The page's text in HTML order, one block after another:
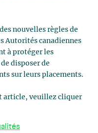
nouvelles règles de
Autorités canadiennes
à protéger les
disposer de
sur leurs placements.
article, veuillez cliquer